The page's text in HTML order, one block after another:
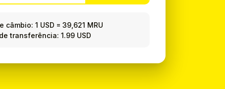
câmbio: 1 USD =39,621 MRU
transferência: 1.99 USD